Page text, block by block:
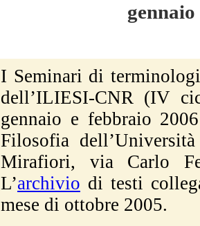
I Seminari di
dell’ILIESI-CNR (IV
gennaio e febbraio
Filosofia
Mirafiori, via Carlo
L’archivio di testi
mese di ottobre 2005.